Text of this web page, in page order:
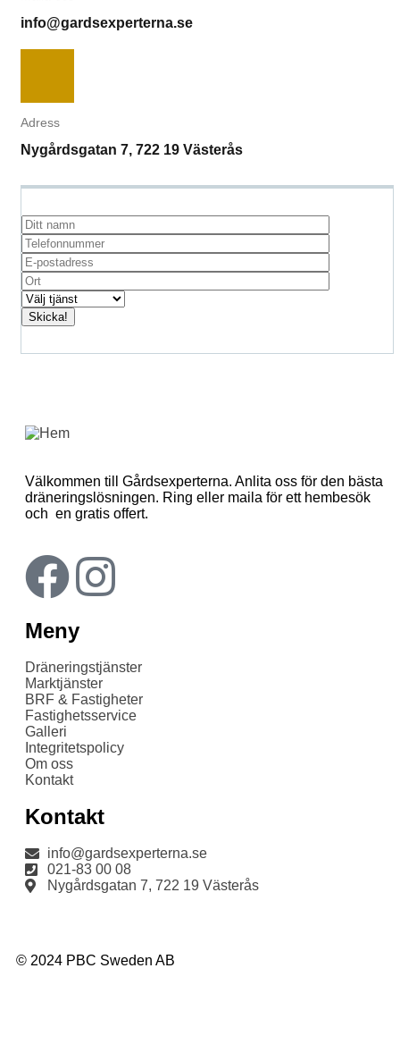
info@gardsexperterna.se
Adress
Nygårdsgatan 7, 722 19 Västerås
Välkommen till Gårdsexperterna. Anlita oss för den bästa
dräneringslösningen. Ring eller maila för ett hembesök
och en gratis offert.
Meny
Dräneringstjänster
Marktjänster
BRF & Fastigheter
Fastighetsservice
Galleri
Integritetspolicy
Om oss
Kontakt
Kontakt
info@gardsexperterna.se
021-83 00 08
Nygårdsgatan 7, 722 19 Västerås
© 2024 PBC Sweden AB